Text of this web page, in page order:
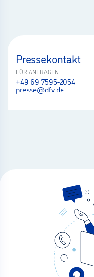
Pressekontakt
FÜR ANFRAGEN
+49 69 7595-2054
presse@dfv.de